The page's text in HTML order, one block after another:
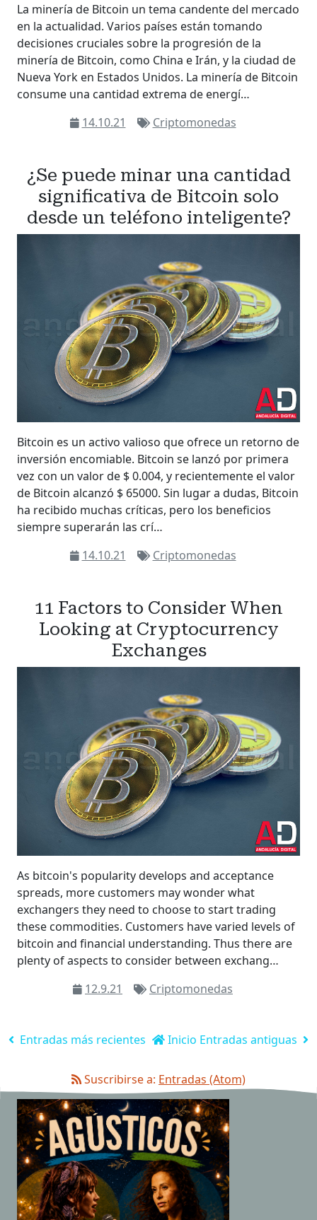
La minería de Bitcoin un tema candente del mercado
en la actualidad. Varios países están tomando
decisiones cruciales sobre la progresión de la
minería de Bitcoin, como China e Irán, y la ciudad de
Nueva York en Estados Unidos. La minería de Bitcoin
consume una cantidad extrema de energí…
14.10.21
Criptomonedas
¿Se puede minar una cantidad
significativa de Bitcoin solo
desde un teléfono inteligente?
Bitcoin es un activo valioso que ofrece un retorno de
inversión encomiable. Bitcoin se lanzó por primera
vez con un valor de $ 0.004, y recientemente el valor
de Bitcoin alcanzó $ 65000. Sin lugar a dudas, Bitcoin
ha recibido muchas críticas, pero los beneficios
siempre superarán las crí…
14.10.21
Criptomonedas
11 Factors to Consider When
Looking at Cryptocurrency
Exchanges
As bitcoin's popularity develops and acceptance
spreads, more customers may wonder what
exchangers they need to choose to start trading
these commodities. Customers have varied levels of
bitcoin and financial understanding. Thus there are
plenty of aspects to consider between exchang…
12.9.21
Criptomonedas
Entradas más recientes Entradas antiguas
Inicio
Suscribirse a: Entradas (Atom)